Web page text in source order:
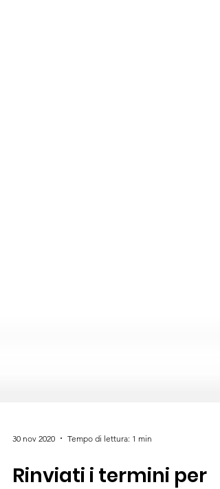
30 nov 2020 Tempo di lettura: 1 min